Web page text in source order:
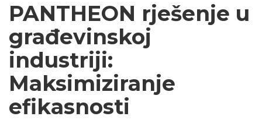
PANTHEON rješenje u
građevinskoj
industriji:
Maksimiziranje
efikasnosti